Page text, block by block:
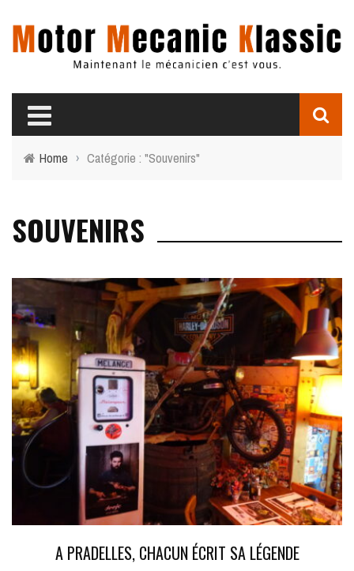
Home › Catégorie : "Souvenirs"
SOUVENIRS
A PRADELLES, CHACUN ÉCRIT SA LÉGENDE